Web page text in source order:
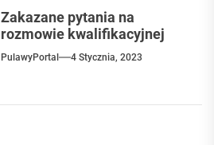
Zakazane pytania na
rozmowie kwalifikacyjnej
PulawyPortal 4 Stycznia, 2023